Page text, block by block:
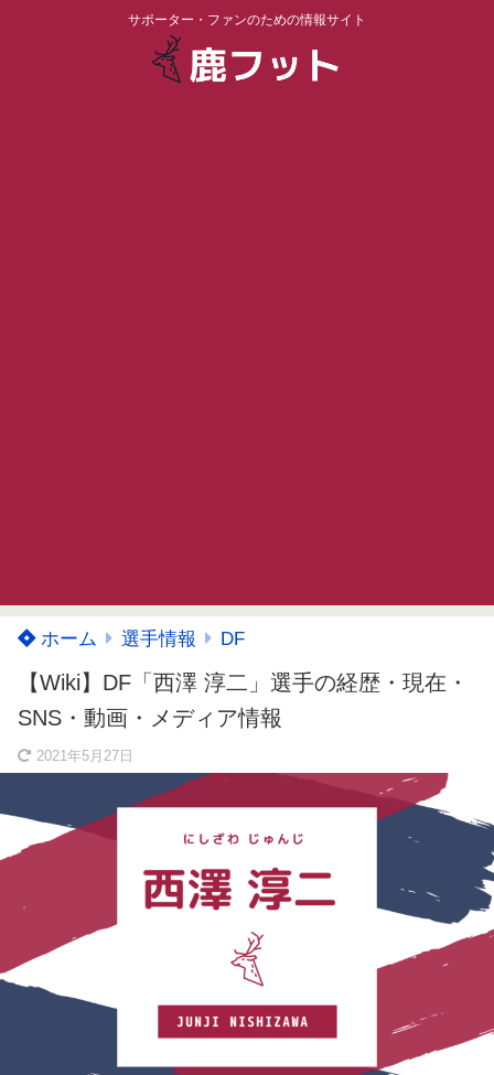
サポーター・ファンのための情報サイト
ホーム 選手情報 DF
【Wiki】DF「西澤 淳二」選手の経歴・現在・
SNS・動画・メディア情報
2021年5月27日